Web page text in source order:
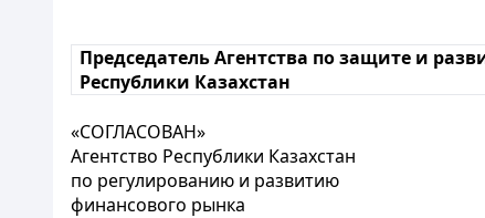
Председатель Агентства по защите и
Республики Казахстан
«СОГЛАСОВАН»
Агентство Республики Казахстан
по регулированию и развитию
финансового рынка